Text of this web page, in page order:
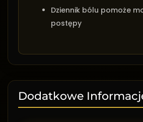
Dziennik bólu pomoże
postępy
Dodatkowe